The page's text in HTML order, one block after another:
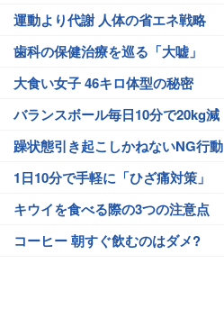
運動より代謝 人体の省エネ戦略
歯科の保健治療を巡る「大嘘」
大食い女子 46キロ体型の秘密
バランスボール毎日10分で20kg減
躁状態引き起こしかねないNG行動
1日10分で手軽に「ひざ痛対策」
キウイを食べる際の3つの注意点
コーヒー 朝すぐ飲むのはダメ?